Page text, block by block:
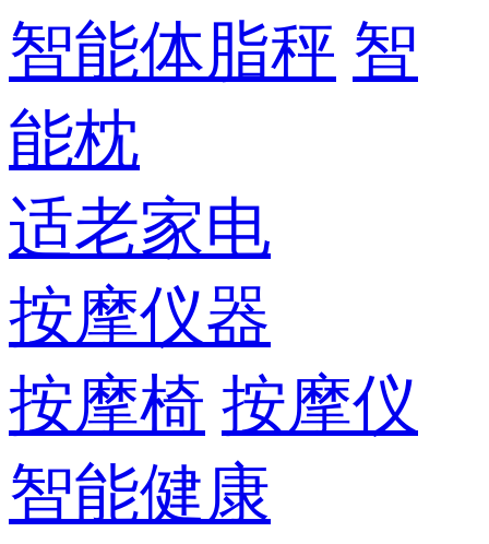
智能体脂秤 智
能枕
适老家电
按摩仪器
按摩椅 按摩仪
智能健康